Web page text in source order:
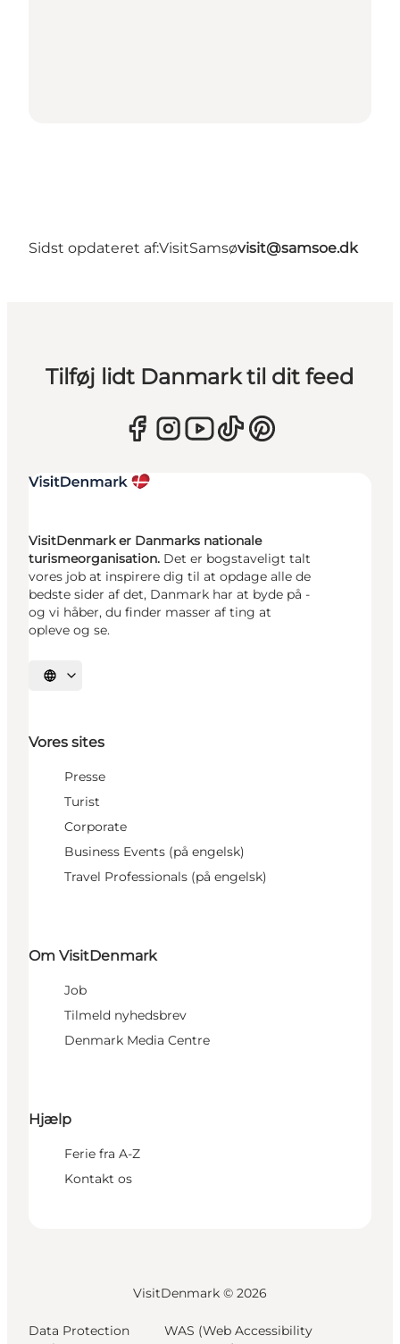
Sidst opdateret af:VisitSamsøvisit@samsoe.dk
Tilføj lidt Danmark til dit feed
VisitDenmark er Danmarks nationale
turismeorganisation. Det er bogstaveligt talt
vores job at inspirere dig til at opdage alle de
bedste sider af det, Danmark har at byde på -
og vi håber, du finder masser af ting at
opleve og se.
Vælg sprog
Vores sites
Presse
Turist
Corporate
Business Events (på engelsk)
Travel Professionals (på engelsk)
Om VisitDenmark
Job
Tilmeld nyhedsbrev
Denmark Media Centre
Hjælp
Ferie fra A-Z
Kontakt os
VisitDenmark © 2026
Data Protection
WAS (Web Accessibility